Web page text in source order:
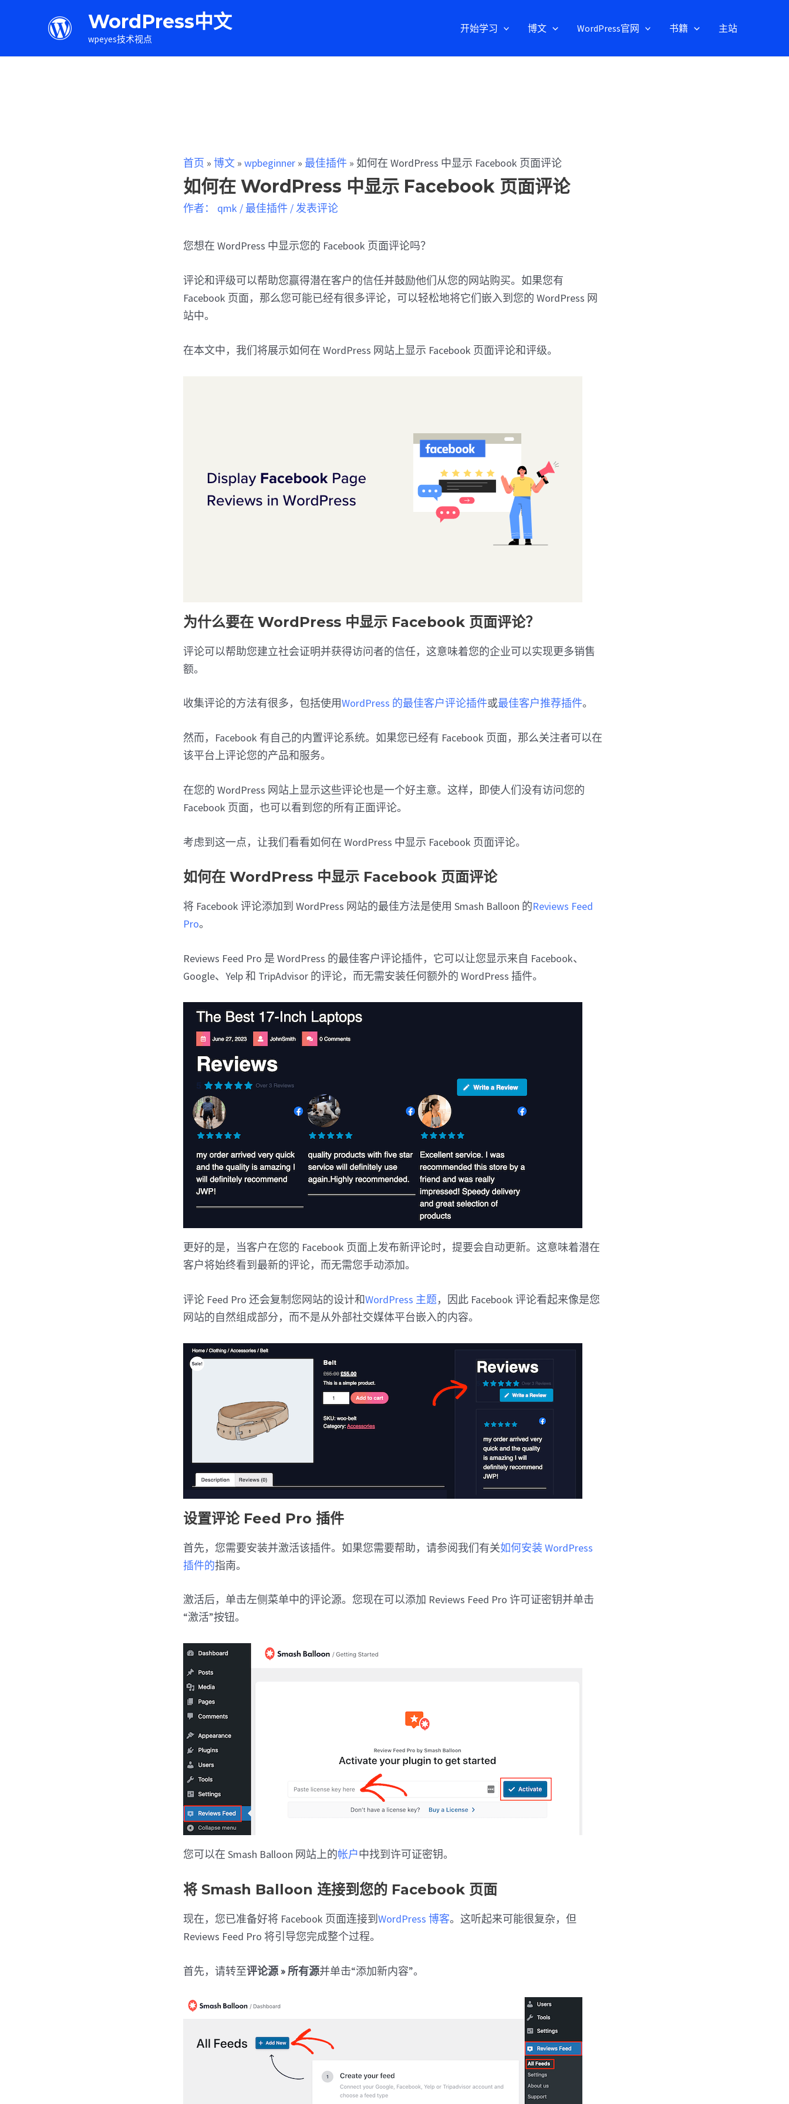
WordPress中文
wpeyes技术视点
开始学习 博文 WordPress官网 书籍 主站
首页 »博文 »wpbeginner » 最佳插件 »如何在 WordPress 中显示 Facebook 页面评论
如何在 WordPress 中显示 Facebook 页面评论
作者： qmk / 最佳插件 /发表评论
您想在 WordPress 中显示您的 Facebook 页面评论吗？
评论和评级可以帮助您赢得潜在客户的信任并鼓励他们从您的网站购买。如果您有
Facebook 页面，那么您可能已经有很多评论，可以轻松地将它们嵌入到您的 WordPress 网
站中。
在本文中，我们将展示如何在 WordPress 网站上显示 Facebook 页面评论和评级。
为什么要在 WordPress 中显示 Facebook 页面评论？
评论可以帮助您建立社会证明并获得访问者的信任，这意味着您的企业可以实现更多销售
额。
收集评论的方法有很多，包括使用WordPress 的最佳客户评论插件或最佳客户推荐插件。
然而，Facebook 有自己的内置评论系统。如果您已经有 Facebook 页面，那么关注者可以在
该平台上评论您的产品和服务。
在您的 WordPress 网站上显示这些评论也是一个好主意。这样，即使人们没有访问您的
Facebook 页面，也可以看到您的所有正面评论。
考虑到这一点，让我们看看如何在 WordPress 中显示 Facebook 页面评论。
如何在 WordPress 中显示 Facebook 页面评论
将 Facebook 评论添加到 WordPress 网站的最佳方法是使用 Smash Balloon 的Reviews Feed
Pro。
Reviews Feed Pro 是 WordPress 的最佳客户评论插件，它可以让您显示来自 Facebook、
Google、Yelp 和 TripAdvisor 的评论，而无需安装任何额外的 WordPress 插件。
更好的是，当客户在您的 Facebook 页面上发布新评论时，提要会自动更新。这意味着潜在
客户将始终看到最新的评论，而无需您手动添加。
评论 Feed Pro 还会复制您网站的设计和WordPress 主题，因此 Facebook 评论看起来像是您
网站的自然组成部分，而不是从外部社交媒体平台嵌入的内容。
设置评论 Feed Pro 插件
首先，您需要安装并激活该插件。如果您需要帮助，请参阅我们有关如何安装 WordPress
插件的指南。
激活后，单击左侧菜单中的评论源。您现在可以添加 Reviews Feed Pro 许可证密钥并单击
“激活”按钮。
您可以在 Smash Balloon 网站上的帐户中找到许可证密钥。
将 Smash Balloon 连接到您的 Facebook 页面
现在，您已准备好将 Facebook 页面连接到WordPress 博客。这听起来可能很复杂，但
Reviews Feed Pro 将引导您完成整个过程。
首先，请转至评论源 » 所有源并单击“添加新内容”。